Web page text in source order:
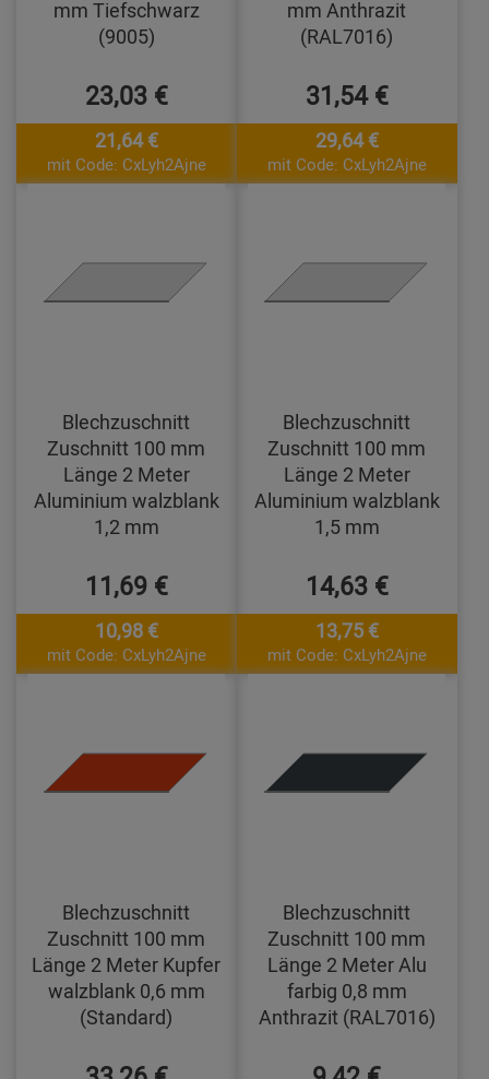
mm Tiefschwarz
(9005)
23,03 €
21,64 €
mit Code: CxLyh2Ajne
mm Anthrazit
(RAL7016)
31,54 €
29,64 €
mit Code: CxLyh2Ajne
Blechzuschnitt
Zuschnitt 100 mm
Länge 2 Meter
Aluminium walzblank
1,2 mm
11,69 €
10,98 €
mit Code: CxLyh2Ajne
Blechzuschnitt
Zuschnitt 100 mm
Länge 2 Meter
Aluminium walzblank
1,5 mm
14,63 €
13,75 €
mit Code: CxLyh2Ajne
Blechzuschnitt
Zuschnitt 100 mm
Länge 2 Meter Kupfer
walzblank 0,6 mm
(Standard)
Blechzuschnitt
Zuschnitt 100 mm
Länge 2 Meter Alu
farbig 0,8 mm
Anthrazit (RAL7016)